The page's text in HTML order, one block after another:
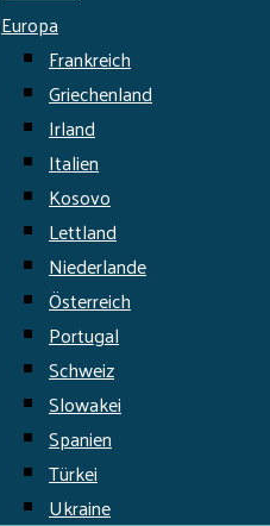
Europa
Frankreich
Griechenland
Irland
Italien
Kosovo
Lettland
Niederlande
Österreich
Portugal
Schweiz
Slowakei
Spanien
Türkei
Ukraine